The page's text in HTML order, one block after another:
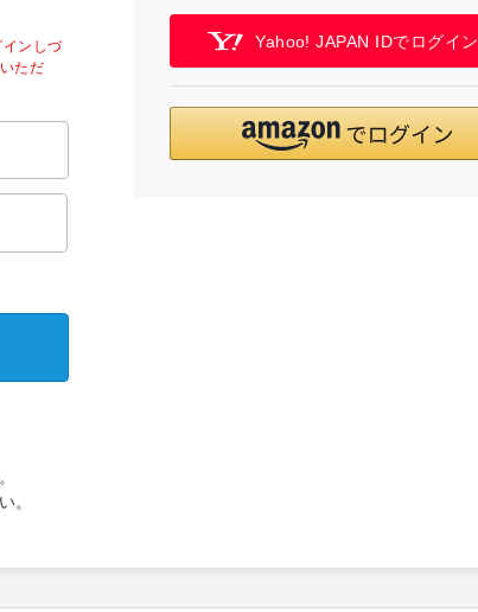
ンしづ
ただ
。
Yahoo! JAPAN IDでログイン